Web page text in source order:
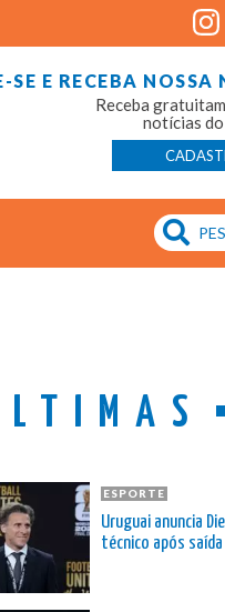
SE E RECEBA NOSSA
Receba
notícias do
ESPORTE
Uruguai anuncia
técnico após saída